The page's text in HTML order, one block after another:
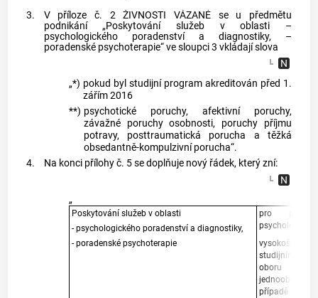
3.
V příloze č. 2 ŽIVNOSTI VÁZANÉ se u předmětu
podnikání „Poskytování služeb v oblasti –
psychologického poradenství a diagnostiky, –
poradenské psychoterapie“ ve sloupci 3 vkládají slova
„*) pokud byl studijní program akreditován před 1.
zářím 2016
**) psychotické poruchy, afektivní poruchy,
závažné poruchy osobnosti, poruchy příjmu
potravy, posttraumatická porucha a těžká
obsedantně-kompulzivní porucha“.
4.
Na konci přílohy č. 5 se doplňuje nový řádek, který zní:
„
Poskytování služeb v oblasti
pro
- psychologického poradenství a diagnostiky,
- poradenské psychoterapie
studijním
oboru
případě